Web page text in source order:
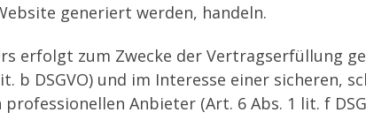
generiert werden, handeln.
erfolgt zum Zwecke der Vertragserfüllung
b DSGVO) und im Interesse einer sicheren,
Anbieter (Art. 6 Abs. 1 lit. f